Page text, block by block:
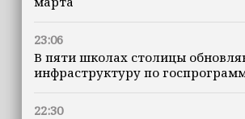
23:06
В пяти школах столицы
инфраструктуру по
22:30